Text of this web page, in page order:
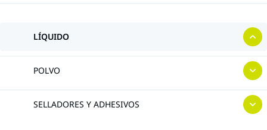
LÍQUIDO
POLVO
SELLADORES Y ADHESIVOS